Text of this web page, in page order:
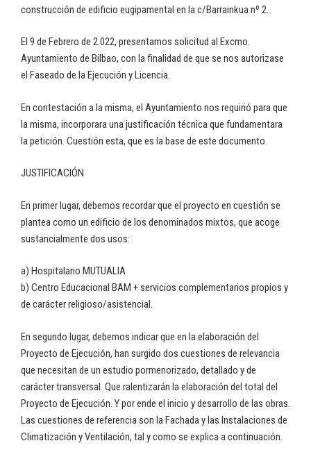
construcción de edificio eugipamental en la c/Barrainkua nº 2.
El 9 de Febrero de 2.022, presentamos solicitud al Excmo.
Ayuntamiento de Bilbao, con la finalidad de que se nos autorizase
el Faseado de la Ejecución y Licencia.
En contestación a la misma, el Ayuntamiento nos requirió para que
la misma, incorporara una justificación técnica que fundamentara
la petición. Cuestión esta, que es la base de este documento.
JUSTIFICACIÓN
En primer lugar, debemos recordar que el proyecto en cuestión se
plantea como un edificio de los denominados mixtos, que acoge
sustancialmente dos usos:
a) Hospitalario MUTUALIA
b) Centro Educacional BAM + servicios complementarios propios y
de carácter religioso/asistencial.
En segundo lugar, debemos indicar que en la elaboración del
Proyecto de Ejecución, han surgido dos cuestiones de relevancia
que necesitan de un estudio pormenorizado, detallado y de
carácter transversal. Que ralentizarán la elaboración del total del
Proyecto de Ejecución. Y por ende el inicio y desarrollo de las obras.
Las cuestiones de referencia son la Fachada y las Instalaciones de
Climatización y Ventilación, tal y como se explica a continuación.